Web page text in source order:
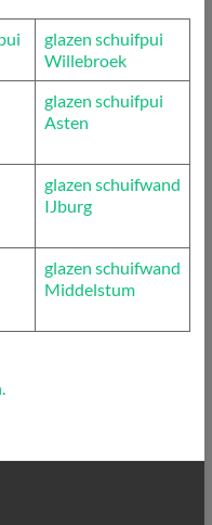
glazen schuifpui
Willebroek
glazen schuifpui
Asten
glazen schuifwand
IJburg
glazen schuifwand
Middelstum